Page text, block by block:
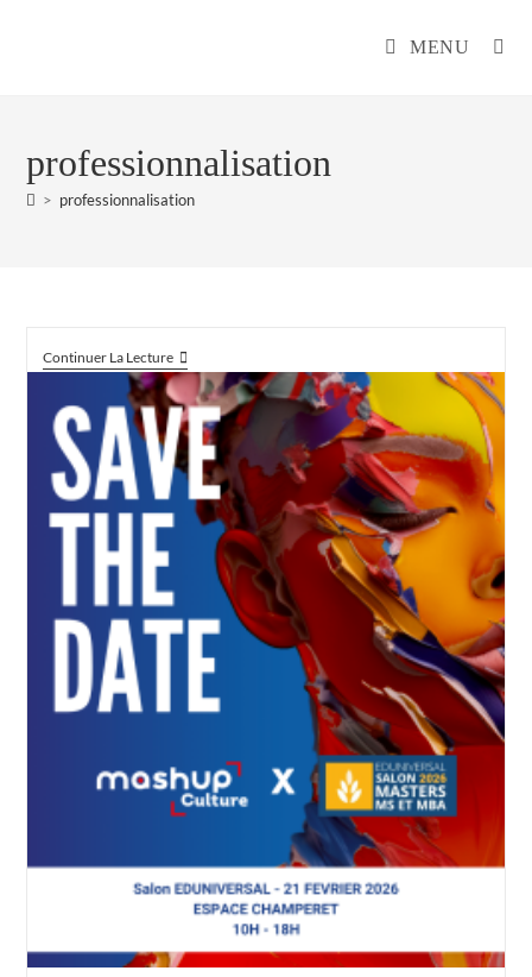
MENU
professionnalisation
> professionnalisation
Continuer La Lecture